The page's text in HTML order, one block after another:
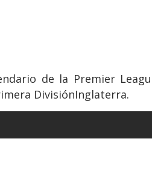
de la Premier
DivisiónInglaterra.